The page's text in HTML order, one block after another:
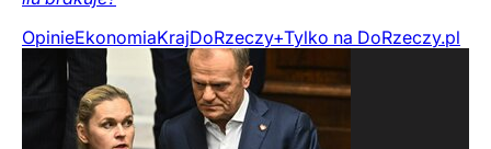
OpinieEkonomiaKrajDoRzeczy+Tylko na DoRzeczy.pl